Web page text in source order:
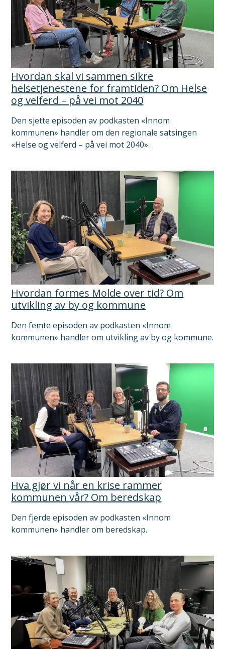
Hvordan skal vi sammen sikre
helsetjenestene for framtiden? Om Helse
og velferd – på vei mot 2040
Den sjette episoden av podkasten «Innom
kommunen» handler om den regionale satsingen
«Helse og velferd – på vei mot 2040».
Hvordan formes Molde over tid? Om
utvikling av by og kommune
Den femte episoden av podkasten «Innom
kommunen» handler om utvikling av by og kommune.
Hva gjør vi når en krise rammer
kommunen vår? Om beredskap
Den fjerde episoden av podkasten «Innom
kommunen» handler om beredskap.